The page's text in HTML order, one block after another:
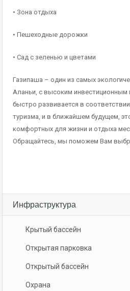
• Зона отдыха
• Пешеходные дорожки
• Сад с зеленью и цветами
Газипаша – один из самых
Аланьи, с высоким инвестиционным
быстро развивается в
туризма, и в ближайшем будущем,
комфортных для жизни и отдыха
Обращайтесь, мы поможем Вам
Инфраструктура
Крытый бассейн
Открытая парковка
Открытый бассейн
Охрана